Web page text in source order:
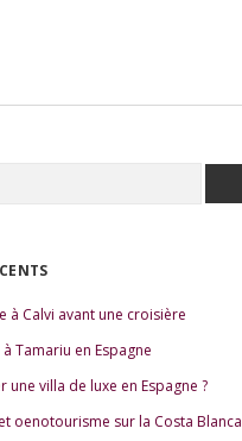
à Calvi avant une croisière
Tamariu en Espagne
une villa de luxe en Espagne ?
oenotourisme sur la Costa Blanca